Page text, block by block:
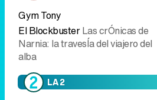
Gym Tony
El BlockbusterLas crÓnicas de
Narnia: la travesÍa del viajero del
alba
LA 2